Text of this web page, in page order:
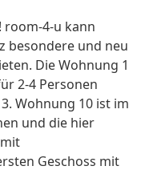
room-4-u kann
besondere und neu
Die Wohnung 1
2-4 Personen
Wohnung 10 ist im
und die hier
Geschoss mit